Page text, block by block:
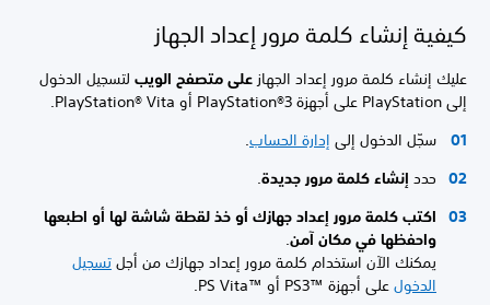
كيفية إنشاء كلمة مرور إعداد الجهاز
عليك إنشاء كلمة مرور إعداد الجهاز على متصفح الويب لتسجيل الدخول
إلى PlayStation على أجهزة PlayStation®3 أو PlayStation® Vita.
سجّل الدخول إلى إدارة الحساب.
حدد إنشاء كلمة مرور جديدة.
اكتب كلمة مرور إعداد جهازك أو خذ لقطة شاشة لها أو اطبعها
واحفظها في مكان آمن.
يمكنك الآن استخدام كلمة مرور إعداد جهازك من أجل تسجيل
الدخول على أجهزة PS3™‎ أو PS Vita™‎.